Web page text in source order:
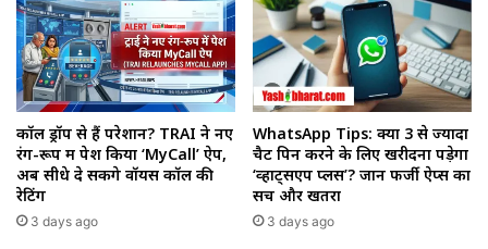
कॉल ड्रॉप से हैं परेशान? TRAI ने नए
रंग-रूप में पेश किया ‘MyCall’ ऐप,
अब सीधे दे सकेंगे वॉयस कॉल की
रेटिंग
3 days ago
WhatsApp Tips: क्या 3 से ज्यादा
चैट पिन करने के लिए खरीदना पड़ेगा
‘व्हाट्सएप प्लस’? जानें फर्जी ऐप्स का
सच और खतरा
3 days ago